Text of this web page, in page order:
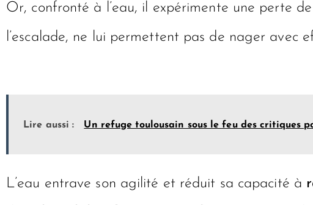
Or, confronté à l’eau, il expérimente une perte
l’escalade, ne lui permettent pas de nager avec
Lire aussi : Un refuge toulousain sous le feu des critiques
L’eau entrave son agilité et réduit sa capacité à